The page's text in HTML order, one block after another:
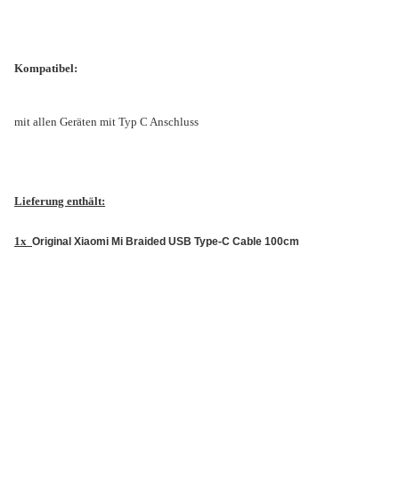
Kompatibel:
mit allen Geräten mit Typ C Anschluss
Lieferung enthält:
1x Original Xiaomi Mi Braided USB Type-C Cable 100cm